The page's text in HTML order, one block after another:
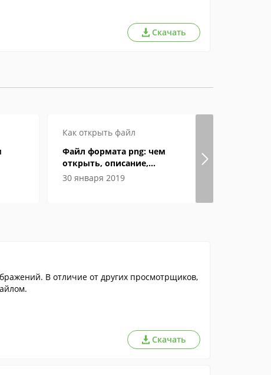
Скачать
Как открыть файл
Файл формата png: чем
открыть, описание,
особенности
30 января 2019
В отличие от других просмотрщиков,
Скачать